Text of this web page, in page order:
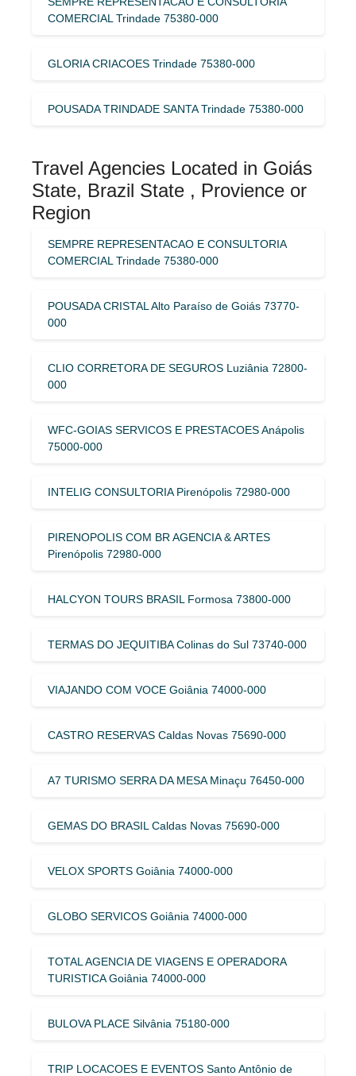
COMERCIAL Trindade 75380-000
GLORIA CRIACOES Trindade 75380-000
POUSADA TRINDADE SANTA Trindade 75380-000
Travel Agencies Located in Goiás
State, Brazil State , Provience or
Region
SEMPRE REPRESENTACAO E CONSULTORIA
COMERCIAL Trindade 75380-000
POUSADA CRISTAL Alto Paraíso de Goiás 73770-
000
CLIO CORRETORA DE SEGUROS Luziânia 72800-
000
WFC-GOIAS SERVICOS E PRESTACOES Anápolis
75000-000
INTELIG CONSULTORIA Pirenópolis 72980-000
PIRENOPOLIS COM BR AGENCIA & ARTES
Pirenópolis 72980-000
HALCYON TOURS BRASIL Formosa 73800-000
TERMAS DO JEQUITIBA Colinas do Sul 73740-000
VIAJANDO COM VOCE Goiânia 74000-000
CASTRO RESERVAS Caldas Novas 75690-000
A7 TURISMO SERRA DA MESA Minaçu 76450-000
GEMAS DO BRASIL Caldas Novas 75690-000
VELOX SPORTS Goiânia 74000-000
GLOBO SERVICOS Goiânia 74000-000
TOTAL AGENCIA DE VIAGENS E OPERADORA
TURISTICA Goiânia 74000-000
BULOVA PLACE Silvânia 75180-000
TRIP LOCACOES E EVENTOS Santo Antônio de